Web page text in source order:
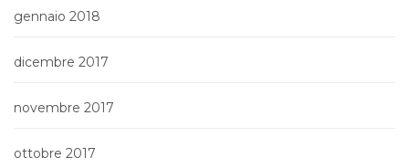
gennaio 2018
dicembre 2017
novembre 2017
ottobre 2017